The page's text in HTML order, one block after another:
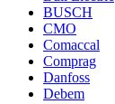
BUSCH
CMO
Comaccal
Comprag
Danfoss
Debem